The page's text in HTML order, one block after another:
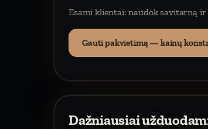
Esami klientai: naudok savitarną
Gauti pakvietimą — kainų
Dažniausiai